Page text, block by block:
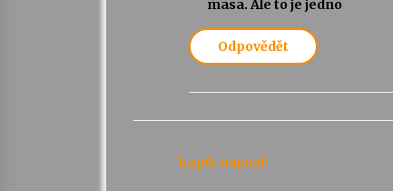
masa. Ale to je jedno
Odpovědět
kapik napsal: